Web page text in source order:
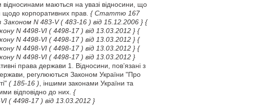
маються на увазі відносини, що
корпоративних прав. { Статтю 167
Законом N 483-V( 483-16 ) від 15.12.2006 } {
N 4498-VI ( 4498-17 ) від 13.03.2012 } {
N 4498-VI ( 4498-17 ) від 13.03.2012 } {
N 4498-VI ( 4498-17 ) від 13.03.2012 } {
N 4498-VI ( 4498-17 ) від 13.03.2012 }
права держави 1. Відносини, пов’язані з
регулюються Законом України "Про
( 185-16 ) , іншими законами України та
відповідно до них. {
( 4498-17 ) від 13.03.2012 }